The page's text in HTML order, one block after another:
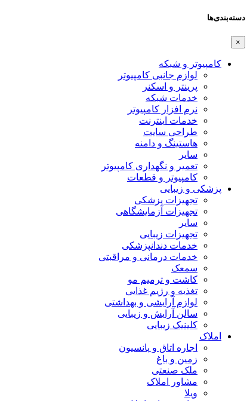
دسته‌بندی‌ها
×
کامپیوتر و شبکه
لوازم جانبی کامپیوتر
پرینتر و اسکنر
خدمات شبکه
نرم افزار کامپیوتر
خدمات اینترنت
طراحی سایت
هاستینگ و دامنه
سایر
تعمیر و نگهداری کامپیوتر
کامپیوتر و قطعات
پزشکی و زیبایی
تجهیزات پزشکی
تجهیزات آزمایشگاهی
سایر
تجهیزات زیبایی
خدمات دندانپزشکی
خدمات درمانی و مراقبتی
سمعک
کاشت و ترمیم مو
تغذیه و رژیم غذایی
لوازم آرایشی و بهداشتی
سالن آرایش و زیبایی
کلینیک زیبایی
املاک
اجاره اتاق و پانسیون
زمین و باغ
ملک صنعتی
مشاور املاک
ویلا